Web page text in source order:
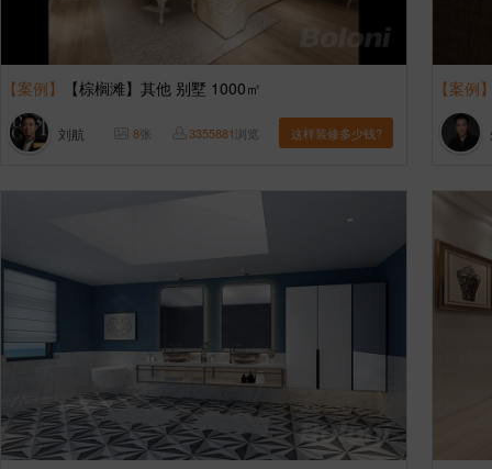
【案例】 【棕榈滩】其他 别墅 1000㎡
刘航 8张 3355881浏览 这样装修多少钱?
【案例